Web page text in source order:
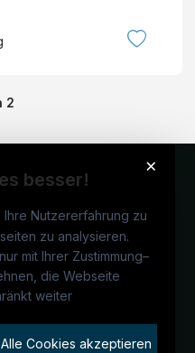
2
×
besser!
Ihre Nutzererfahrung zu
zu analysieren.
mit Ihrer Zustimmung–
die Webseite
weiter
Alle Cookies akzeptieren